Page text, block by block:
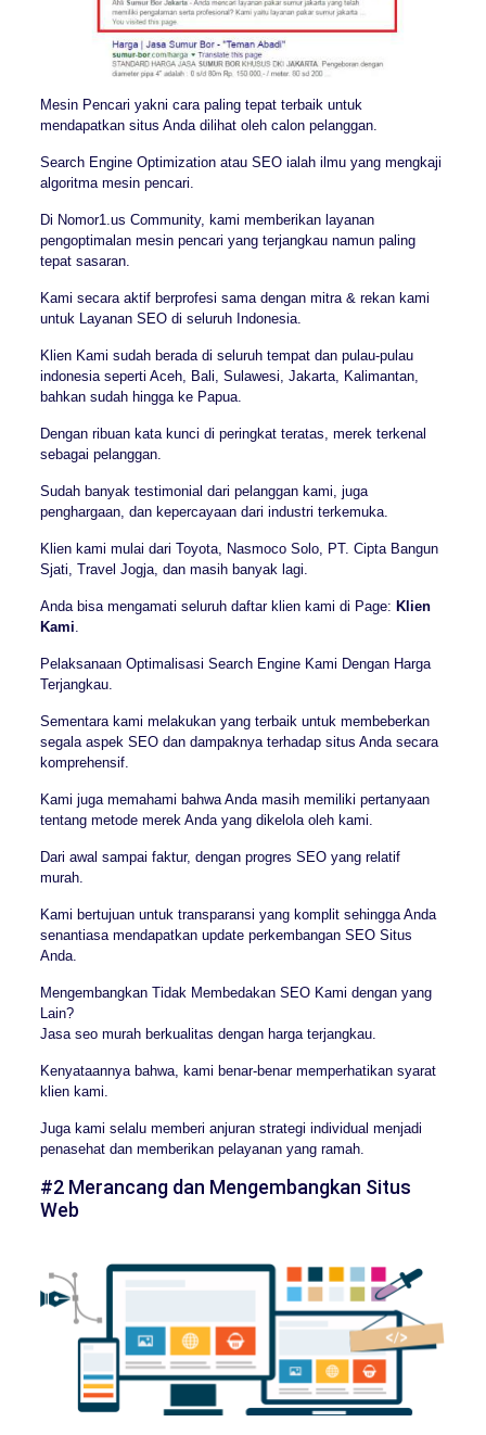
Mesin Pencari yakni cara paling tepat terbaik untuk
mendapatkan situs Anda dilihat oleh calon pelanggan.
Search Engine Optimization atau SEO ialah ilmu yang mengkaji
algoritma mesin pencari.
Di Nomor1.us Community, kami memberikan layanan
pengoptimalan mesin pencari yang terjangkau namun paling
tepat sasaran.
Kami secara aktif berprofesi sama dengan mitra & rekan kami
untuk Layanan SEO di seluruh Indonesia.
Klien Kami sudah berada di seluruh tempat dan pulau-pulau
indonesia seperti Aceh, Bali, Sulawesi, Jakarta, Kalimantan,
bahkan sudah hingga ke Papua.
Dengan ribuan kata kunci di peringkat teratas, merek terkenal
sebagai pelanggan.
Sudah banyak testimonial dari pelanggan kami, juga
penghargaan, dan kepercayaan dari industri terkemuka.
Klien kami mulai dari Toyota, Nasmoco Solo, PT. Cipta Bangun
Sjati, Travel Jogja, dan masih banyak lagi.
Anda bisa mengamati seluruh daftar klien kami di Page: Klien
Kami
Pelaksanaan Optimalisasi Search Engine Kami Dengan Harga
Terjangkau.
Sementara kami melakukan yang terbaik untuk membeberkan
segala aspek SEO dan dampaknya terhadap situs Anda secara
komprehensif.
Kami juga memahami bahwa Anda masih memiliki pertanyaan
tentang metode merek Anda yang dikelola oleh kami.
Dari awal sampai faktur, dengan progres SEO yang relatif
murah.
Kami bertujuan untuk transparansi yang komplit sehingga Anda
senantiasa mendapatkan update perkembangan SEO Situs
Anda.
Mengembangkan Tidak Membedakan SEO Kami dengan yang
Lain?
Jasa seo murah berkualitas dengan harga terjangkau.
Kenyataannya bahwa, kami benar-benar memperhatikan syarat
klien kami.
Juga kami selalu memberi anjuran strategi individual menjadi
penasehat dan memberikan pelayanan yang ramah.
#2 Merancang dan Mengembangkan Situs
Web